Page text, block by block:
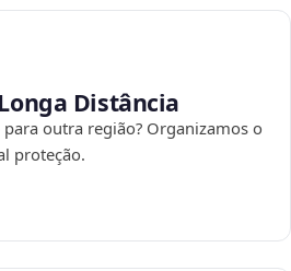
Distância
outra região? Organizamos o
proteção.